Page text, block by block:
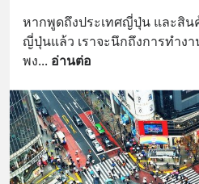
หากพูดถึงประเทศญี่ปุ่น และสิ
ญี่ปุ่นแล้ว เราจะนึกถึงการทำง
พง... อ่านต่อ